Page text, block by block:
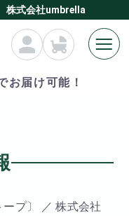
株式会社umbrella
お届け可能！
プ〕 ／ 株式会社